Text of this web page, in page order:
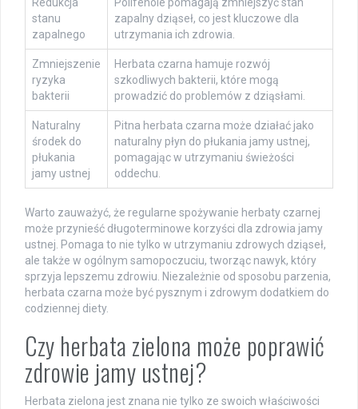
stanu
zapalnego
zapalny dziąseł, co jest kluczowe dla
utrzymania ich zdrowia.
Zmniejszenie
ryzyka
bakterii
Herbata czarna hamuje rozwój
szkodliwych bakterii, które mogą
prowadzić do problemów z dziąsłami.
Naturalny
środek do
płukania
jamy ustnej
Pitna herbata czarna może działać jako
naturalny płyn do płukania jamy ustnej,
pomagając w utrzymaniu świeżości
oddechu.
Warto zauważyć, że regularne spożywanie herbaty czarnej
może przynieść długoterminowe korzyści dla zdrowia jamy
ustnej. Pomaga to nie tylko w utrzymaniu zdrowych dziąseł,
ale także w ogólnym samopoczuciu, tworząc nawyk, który
sprzyja lepszemu zdrowiu. Niezależnie od sposobu parzenia,
herbata czarna może być pysznym i zdrowym dodatkiem do
codziennej diety.
Czy herbata zielona może poprawić
zdrowie jamy ustnej?
Herbata zielona jest znana nie tylko ze swoich właściwości